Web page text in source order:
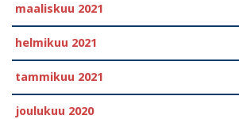
maaliskuu 2021
helmikuu 2021
tammikuu 2021
joulukuu 2020